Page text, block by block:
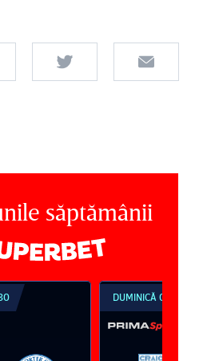
săptămânii
DUMINICĂ 09 AUG,